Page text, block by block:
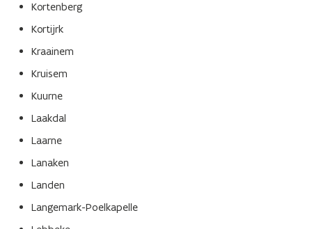
Kortenberg
Kortijrk
Kraainem
Kruisem
Kuurne
Laakdal
Laarne
Lanaken
Landen
Langemark-Poelkapelle